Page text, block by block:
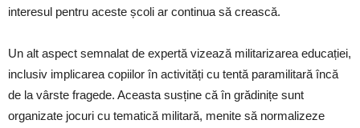
interesul pentru aceste școli ar continua să crească.
Un alt aspect semnalat de expertă vizează militarizarea educației,
inclusiv implicarea copiilor în activități cu tentă paramilitară încă
de la vârste fragede. Aceasta susține că în grădinițe sunt
organizate jocuri cu tematică militară, menite să normalizeze